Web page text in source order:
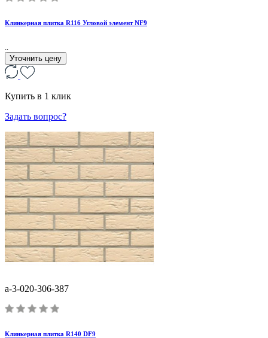
Клинкерная плитка R116 Угловой элемент NF9
..
Уточнить цену
Купить в 1 клик
Задать вопрос?
a-3-020-306-387
Клинкерная плитка R140 DF9